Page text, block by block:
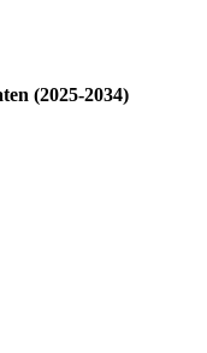
(2025-2034)